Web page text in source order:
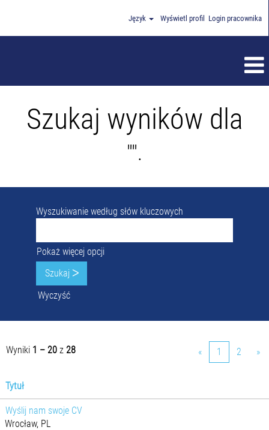
Język Wyświetl profil Login pracownika
Szukaj wyników dla
"".
Wyszukiwanie według słów kluczowych
Pokaż więcej opcji
Wyczyść
Wyniki 1 – 20 z 28 « 1 2 »
Tytuł
Wyślij nam swoje CV
Wrocław, PL